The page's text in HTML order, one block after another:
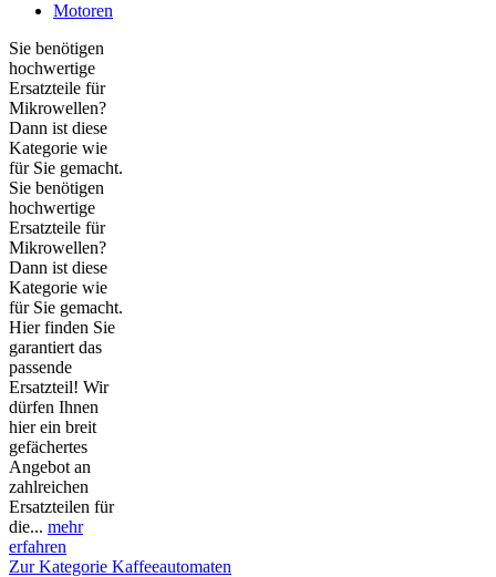
Motoren
Sie benötigen
hochwertige
Ersatzteile für
Mikrowellen?
Dann ist diese
Kategorie wie
für Sie gemacht.
Sie benötigen
hochwertige
Ersatzteile für
Mikrowellen?
Dann ist diese
Kategorie wie
für Sie gemacht.
Hier finden Sie
garantiert das
passende
Ersatzteil! Wir
dürfen Ihnen
hier ein breit
gefächertes
Angebot an
zahlreichen
Ersatzteilen für
die... mehr
erfahren
Zur Kategorie Kaffeeautomaten